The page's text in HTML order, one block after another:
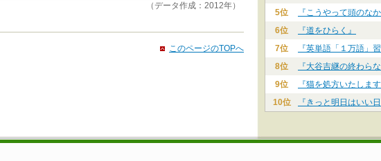
（データ作成：2012年）
このページのTOPへ
5位
『こうやって頭のな
6位
『道をひらく』
7位
『英単語「１万語」習
8位
『大谷吉継の終わら
9位
『猫を処方いたします
10位
『きっと明日はいい日